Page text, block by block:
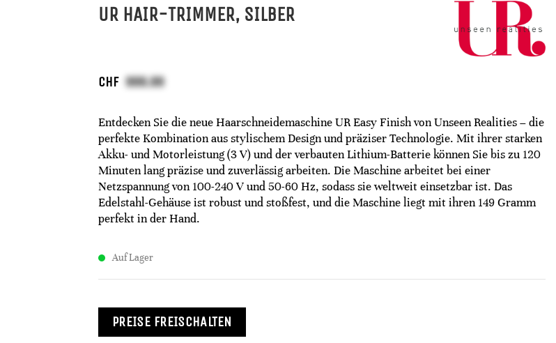
UR HAIR-TRIMMER, SILBER
CHF
Entdecken Sie die neue Haarschneidemaschine UR Easy Finish von Unseen Realities – die
perfekte Kombination aus stylischem Design und präziser Technologie. Mit ihrer starken
Akku- und Motorleistung (3 V) und der verbauten Lithium-Batterie können Sie bis zu 120
Minuten lang präzise und zuverlässig arbeiten. Die Maschine arbeitet bei einer
Netzspannung von 100-240 V und 50-60 Hz, sodass sie weltweit einsetzbar ist. Das
Edelstahl-Gehäuse ist robust und stoßfest, und die Maschine liegt mit ihren 149 Gramm
perfekt in der Hand.
Auf Lager
PREISE FREISCHALTEN